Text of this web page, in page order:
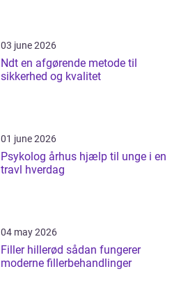
03 june 2026
Ndt en afgørende metode til
sikkerhed og kvalitet
01 june 2026
Psykolog århus hjælp til unge i en
travl hverdag
04 may 2026
Filler hillerød sådan fungerer
moderne fillerbehandlinger